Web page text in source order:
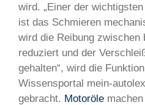
wird. „Einer der
ist das Schmieren
wird die Reibung zwischen
reduziert und der
gehalten“, wird die
Wissensportal mein-
gebracht. Motoröle